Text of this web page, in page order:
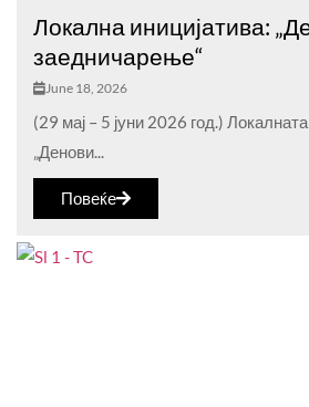
Локална иницијатива:
заедничарење“
June 18, 2026
(29 мај – 5 јуни 2026 год.)
„Денови...
Повеќе